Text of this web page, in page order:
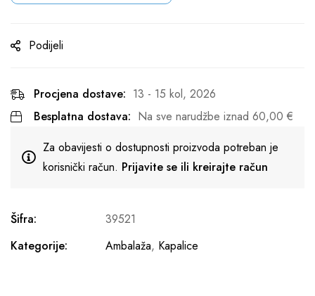
Podijeli
Procjena dostave: 13 - 15 kol, 2026
Besplatna dostava: Na sve narudžbe iznad 60,00 €
Za obavijesti o dostupnosti proizvoda potreban je
korisnički račun. Prijavite se ili kreirajte račun
Šifra:
39521
Kategorije:
Ambalaža, Kapalice